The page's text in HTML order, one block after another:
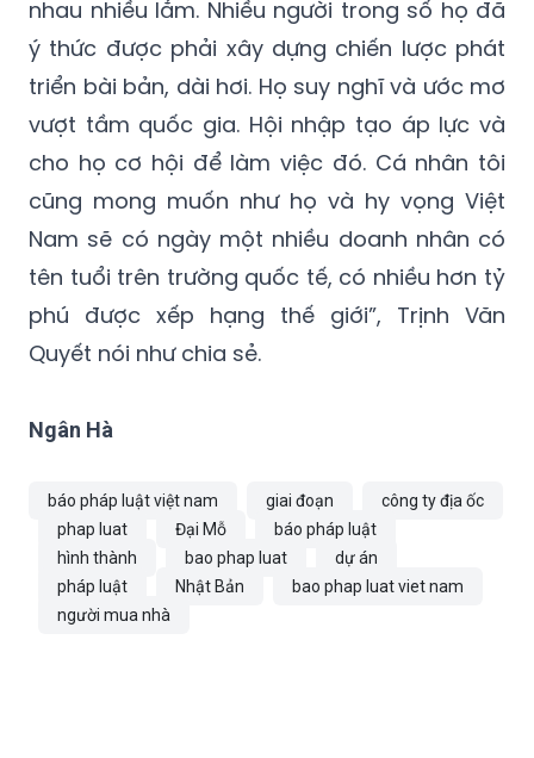
nhân, thế hệ doanh nhân ở thời kỳ đầu của
đổi mới và thế hệ doanh nhân bây giờ khác
nhau nhiều lắm. Nhiều người trong số họ đã
ý thức được phải xây dựng chiến lược phát
triển bài bản, dài hơi. Họ suy nghĩ và ước mơ
vượt tầm quốc gia. Hội nhập tạo áp lực và
cho họ cơ hội để làm việc đó. Cá nhân tôi
cũng mong muốn như họ và hy vọng Việt
Nam sẽ có ngày một nhiều doanh nhân có
tên tuổi trên trường quốc tế, có nhiều hơn tỷ
Quyết nói như chia sẻ.
Ngân Hà
báo pháp luật việt nam giai đoạn
công ty địa ốc
phap luat